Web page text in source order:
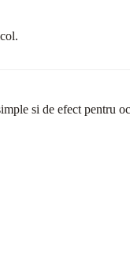
si de efect pentru